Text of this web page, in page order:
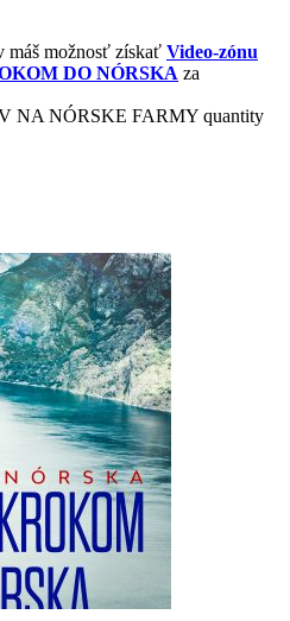
máš možnosť získať Video-zónu
DO NÓRSKA za
NA NÓRSKE FARMY quantity